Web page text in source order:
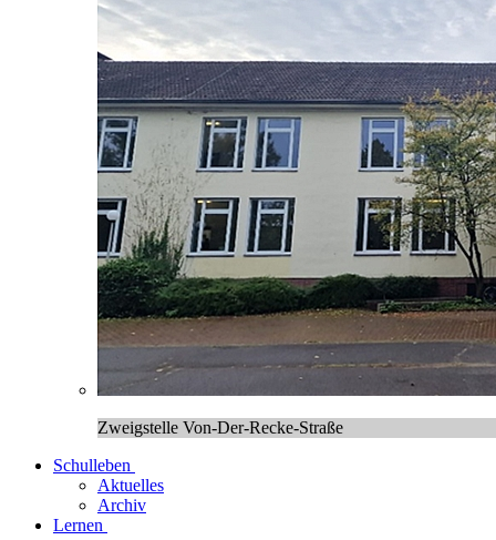
Zweigstelle Von-Der-Recke-Straße
Schulleben
Aktuelles
Archiv
Lernen